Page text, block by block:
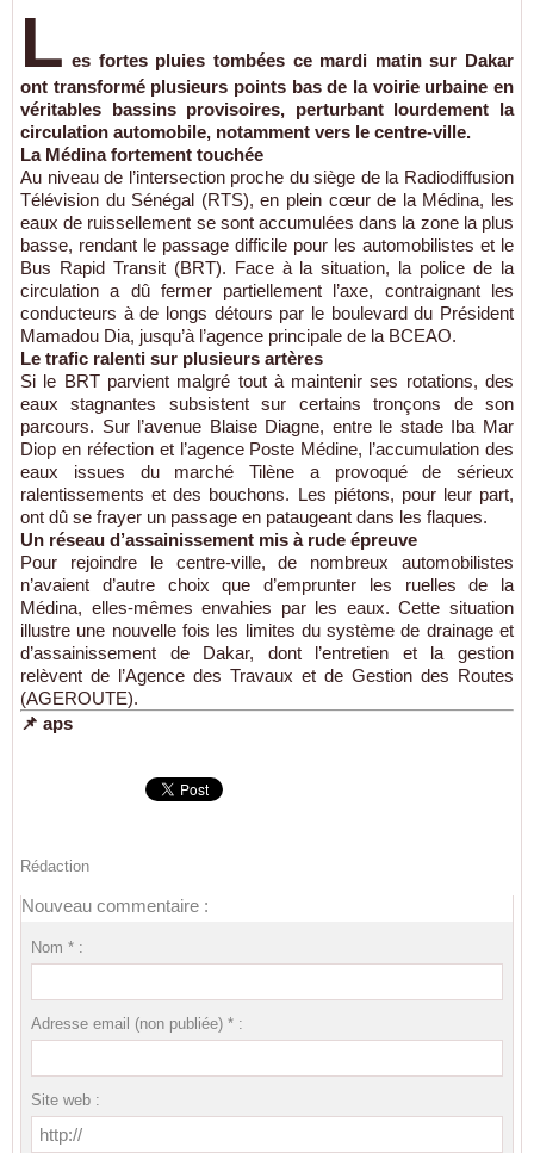
L es fortes pluies tombées ce mardi matin sur Dakar
ont transformé plusieurs points bas de la voirie urbaine en
véritables bassins provisoires, perturbant lourdement la
circulation automobile, notamment vers le centre-ville.
La Médina fortement touchée
Au niveau de l’intersection proche du siège de la Radiodiffusion
Télévision du Sénégal (RTS), en plein cœur de la Médina, les
eaux de ruissellement se sont accumulées dans la zone la plus
basse, rendant le passage difficile pour les automobilistes et le
Bus Rapid Transit (BRT). Face à la situation, la police de la
circulation a dû fermer partiellement l’axe, contraignant les
conducteurs à de longs détours par le boulevard du Président
Mamadou Dia, jusqu’à l’agence principale de la BCEAO.
Le trafic ralenti sur plusieurs artères
Si le BRT parvient malgré tout à maintenir ses rotations, des
eaux stagnantes subsistent sur certains tronçons de son
parcours. Sur l’avenue Blaise Diagne, entre le stade Iba Mar
Diop en réfection et l’agence Poste Médine, l’accumulation des
eaux issues du marché Tilène a provoqué de sérieux
ralentissements et des bouchons. Les piétons, pour leur part,
ont dû se frayer un passage en pataugeant dans les flaques.
Un réseau d’assainissement mis à rude épreuve
Pour rejoindre le centre-ville, de nombreux automobilistes
n’avaient d’autre choix que d’emprunter les ruelles de la
Médina, elles-mêmes envahies par les eaux. Cette situation
illustre une nouvelle fois les limites du système de drainage et
d’assainissement de Dakar, dont l’entretien et la gestion
relèvent de l’Agence des Travaux et de Gestion des Routes
(AGEROUTE).
📌 aps
Rédaction
Nouveau commentaire :
Nom * :
Adresse email (non publiée) * :
Site web :